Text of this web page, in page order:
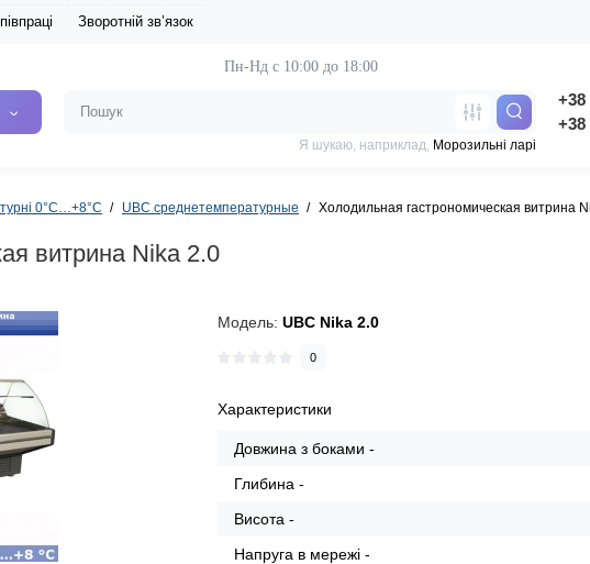
Зворотній зв’язок
Пн-Нд с 10:00 до 18:00
+38
+38
Я шукаю, наприклад, Морозильні ларі
0°C…+8°C UBC среднетемпературные Холодильная гастрономическая витрина
витрина Nika 2.0
Модель:UBC Nika 2.0
0
Характеристики
Довжина з боками -
Глибина -
Висота -
Напруга в мережі -